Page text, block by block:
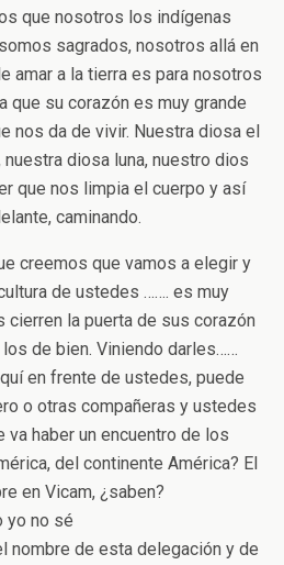
que nosotros los indígenas
sagrados, nosotros allá en
amar a la tierra es para nosotros
que su corazón es muy grande
nos da de vivir. Nuestra diosa el
diosa luna, nuestro dios
que nos limpia el cuerpo y así
caminando.
creemos que vamos a elegir y
de ustedes ……. es muy
cierren la puerta de sus corazón
de bien. Viniendo darles……
en frente de ustedes, puede
o otras compañeras y ustedes
va haber un encuentro de los
del continente América? El
en Vicam, ¿saben?
yo no sé
nombre de esta delegación y de